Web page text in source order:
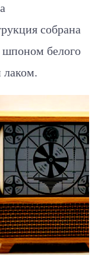
собрана
шпоном белого
лаком.